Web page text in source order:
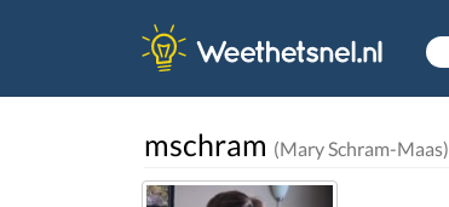
mschram (Mary Schram-Maas)